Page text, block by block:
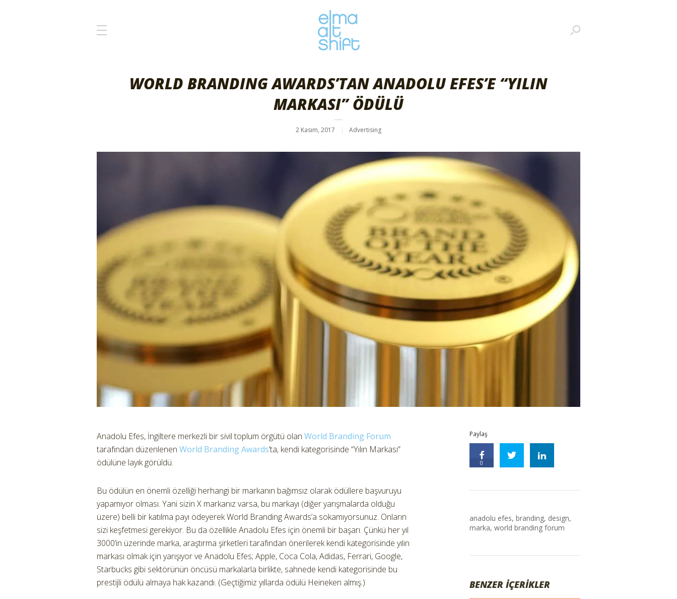
WORLD BRANDING AWARDS’TAN ANADOLU EFES’E “YILIN
MARKASI” ÖDÜLÜ
2 Kasım, 2017 Advertising
Anadolu Efes, İngiltere merkezli bir sivil toplum örgütü olan World Branding Forum
tarafından düzenlenen World Branding Awards’ta, kendi kategorisinde “Yılın Markası”
ödülüne layık görüldü.
Bu ödülün en önemli özelliği herhangi bir markanın bağımsız olarak ödüllere başvuruyu
yapamıyor olması. Yani sizin X markanız varsa, bu markayı (diğer yarışmalarda olduğu
üzere) belli bir katılma payı ödeyerek World Branding Awards’a sokamıyorsunuz. Onların
sizi keşfetmesi gerekiyor. Bu da özellikle Anadolu Efes için önemli bir başarı. Çünkü her yıl
3000’in üzerinde marka, araştırma şirketleri tarafından önerilerek kendi kategorisinde yılın
markası olmak için yarışıyor ve Anadolu Efes; Apple, Coca Cola, Adidas, Ferrari, Google,
Starbucks gibi sektörünün öncüsü markalarla birlikte, sahnede kendi kategorisinde bu
prestijli ödülü almaya hak kazandı. (Geçtiğimiz yıllarda ödülü Heineken almış.)
Paylaş
0
anadolu efes, branding, design,
marka, world branding forum
BENZER İÇERİKLER